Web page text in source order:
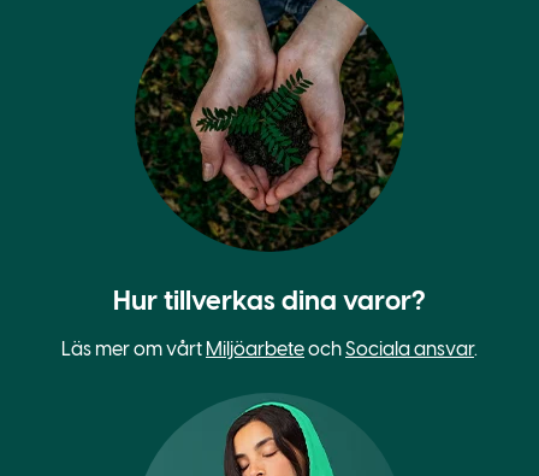
Hur tillverkas dina varor?
Läs mer om vårt MiljöarbeteochSociala ansvar.